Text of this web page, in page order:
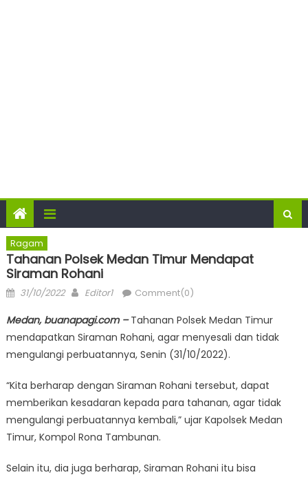
Ragam
Tahanan Polsek Medan Timur Mendapat
Siraman Rohani
Posted
31/10/2022 Author
Editor1 Comment(0)
Medan, buanapagi.com –Tahanan Polsek Medan Timur
mendapatkan Siraman Rohani, agar menyesali dan tidak
mengulangi perbuatannya, Senin (31/10/2022).
“Kita berharap dengan Siraman Rohani tersebut, dapat
memberikan kesadaran kepada para tahanan, agar tidak
mengulangi perbuatannya kembali,” ujar Kapolsek Medan
Timur, Kompol Rona Tambunan.
Selain itu, dia juga berharap, Siraman Rohani itu bisa